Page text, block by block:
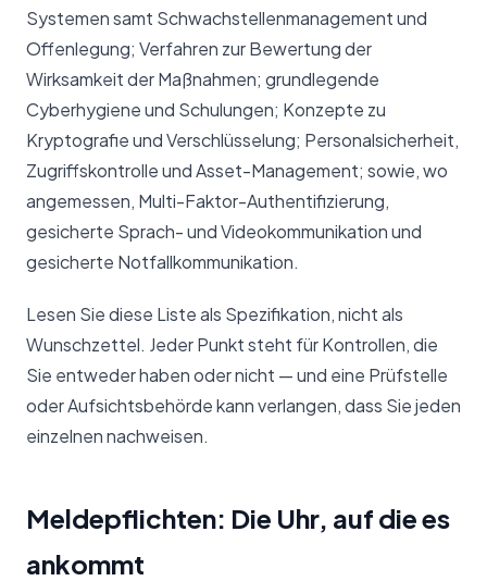
Systemen samt Schwachstellenmanagement und
Offenlegung; Verfahren zur Bewertung der
Wirksamkeit der Maßnahmen; grundlegende
Cyberhygiene und Schulungen; Konzepte zu
Kryptografie und Verschlüsselung; Personalsicherheit,
Zugriffskontrolle und Asset-Management; sowie, wo
angemessen, Multi-Faktor-Authentifizierung,
gesicherte Sprach- und Videokommunikation und
gesicherte Notfallkommunikation.
Lesen Sie diese Liste als Spezifikation, nicht als
Wunschzettel. Jeder Punkt steht für Kontrollen, die
Sie entweder haben oder nicht — und eine Prüfstelle
oder Aufsichtsbehörde kann verlangen, dass Sie jeden
einzelnen nachweisen.
Meldepflichten: Die Uhr, auf die es
ankommt